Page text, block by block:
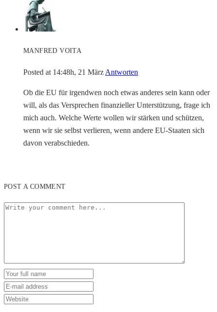
MANFRED VOITA
Posted at 14:48h, 21 März Antworten
Ob die EU für irgendwen noch etwas anderes sein kann oder
will, als das Versprechen finanzieller Unterstützung, frage ich
mich auch. Welche Werte wollen wir stärken und schützen,
wenn wir sie selbst verlieren, wenn andere EU-Staaten sich
davon verabschieden.
POST A COMMENT